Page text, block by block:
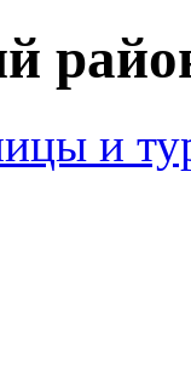
и